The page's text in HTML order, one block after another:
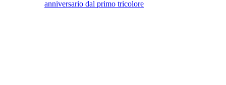
anniversario dal primo tricolore